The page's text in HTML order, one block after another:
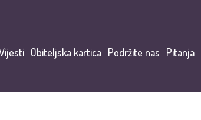
Obiteljska kartica Podržite nas Pitanja